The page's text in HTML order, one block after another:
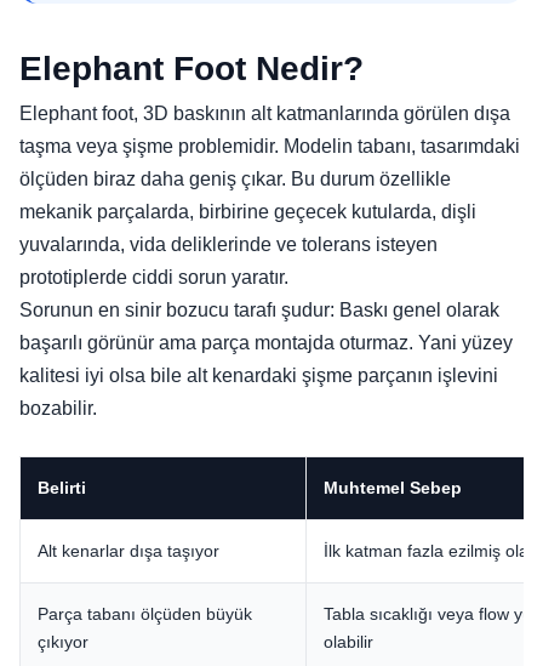
Elephant Foot Nedir?
Elephant foot, 3D baskının alt katmanlarında görülen dışa
taşma veya şişme problemidir. Modelin tabanı, tasarımdaki
ölçüden biraz daha geniş çıkar. Bu durum özellikle
mekanik parçalarda, birbirine geçecek kutularda, dişli
yuvalarında, vida deliklerinde ve tolerans isteyen
prototiplerde ciddi sorun yaratır.
Sorunun en sinir bozucu tarafı şudur: Baskı genel olarak
başarılı görünür ama parça montajda oturmaz. Yani yüzey
kalitesi iyi olsa bile alt kenardaki şişme parçanın işlevini
bozabilir.
Belirti Muhtemel Sebep
Alt kenarlar dışa taşıyor İlk katman fazla ezilmiş
Parça tabanı ölçüden büyük
çıkıyor
Tabla sıcaklığı veya flow
olabilir